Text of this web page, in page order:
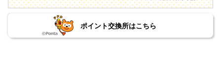
ポイント交換所はこちら